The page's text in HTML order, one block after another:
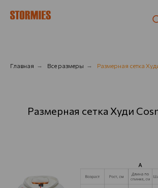
Главная → Все размеры → Размерная сетка
Размерная сетка Худи